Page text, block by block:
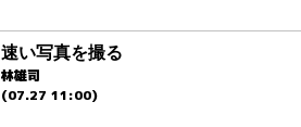
速い写真を撮る
林雄司
(07.27 11:00)